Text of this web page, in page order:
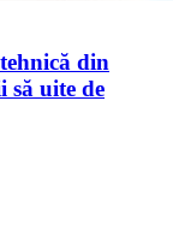
din
să uite de